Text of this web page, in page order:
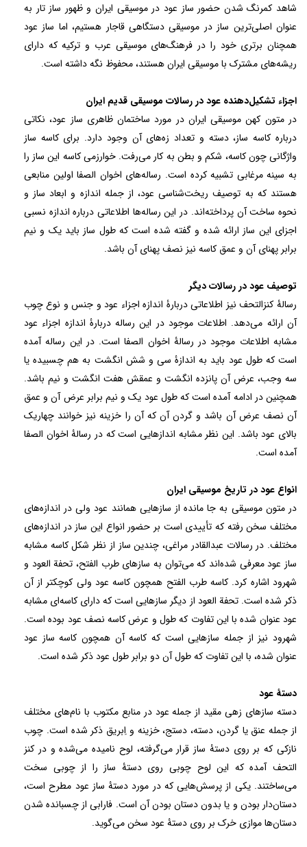
شاهد کمرنگ شدن حضور ساز عود در موسیقی ایران و ظهور ساز تار به
عنوان اصلی‌ترین ساز در موسیقی دستگاهی قاجار هستیم، اما ساز عود
همچنان برتری خود را در فرهنگ‌های موسیقی عرب و ترکیه که دارای
ریشه‌های مشترک با موسیقی ایران هستند، محفوظ نگه داشته است.
اجزاء تشکیل‌دهنده عود در رسالات موسیقی قدیم ایران
در متون کهن موسیقی ایران در مورد ساختمان ظاهری ساز عود، نکاتی
درباره کاسه ساز، دسته و تعداد زه‌های آن وجود دارد. برای کاسه ساز
واژگانی چون کاسه، شکم و بطن به کار می‌رفت. خوارزمی کاسه این ساز را
به سینه مرغابی تشبیه کرده است. رساله‌های اخوان الصفا اولین منابعی
هستند که به توصیف ریخت‌شناسی عود، از جمله اندازه و ابعاد ساز و
نحوه ساخت آن پرداخته‌اند. در این رساله‌ها اطلاعاتی درباره اندازه نسبی
اجزای این ساز ارائه شده و گفته شده است که طول ساز باید یک و نیم
برابر پهنای آن و عمق کاسه نیز نصف پهنای آن باشد.
توصیف عود در رسالات دیگر
رسالۀ کنزالتحف نیز اطلاعاتی دربارۀ اندازه اجزاء عود و جنس و نوع چوب
آن ارائه می‌دهد. اطلاعات موجود در این رساله دربارۀ اندازه اجزاء عود
مشابه اطلاعات موجود در رسالۀ اخوان الصفا است. در این رساله آمده
است که طول عود باید به اندازۀ سی و شش انگشت به هم چسبیده یا
سه وجب، عرض آن پانزده انگشت و عمقش هفت انگشت و نیم باشد.
همچنین در ادامه آمده است که طول عود یک و نیم برابر عرض آن و عمق
آن نصف عرض آن باشد و گردن آن که آن را خزینه نیز خوانند چهاریک
بالای عود باشد. این نظر مشابه اندازهایی است که در رسالۀ اخوان الصفا
آمده است.
انواع عود در تاریخ موسیقی ایران
در متون موسیقی به جا مانده از سازهایی همانند عود ولی در اندازه‌های
مختلف سخن رفته که تأییدی است بر حضور انواع این ساز در اندازه‌های
مختلف. در رسالات عبدالقادر مراغی، چندین ساز از نظر شکل کاسه مشابه
ساز عود معرفی شده‌اند که می‌توان به سازهای طرب الفتح، تحفة العود و
شهرود اشاره کرد. کاسه طرب الفتح همچون کاسه عود ولی کوچکتر از آن
ذکر شده است. تحفة العود از دیگر سازهایی است که دارای کاسه‌ای مشابه
عود عنوان شده با این تفاوت که طول و عرض کاسه نصف عود بوده است.
شهرود نیز از جمله سازهایی است که کاسه آن همچون کاسه ساز عود
عنوان شده، با این تفاوت که طول آن دو برابر طول عود ذکر شده است.
دستۀ عود
دسته سازهای زهی مقید از جمله عود در منابع مکتوب با نام‌های مختلف
از جمله عنق یا گردن، دسته، دستج، خزینه و اِبریق ذکر شده است. چوب
نازکی که بر روی دستۀ ساز قرار می‌گرفته، لوح نامیده می‌شده و در کنز
التحف آمده که این لوح چوبی روی دستۀ ساز را از چوبی سخت
می‌ساختند. یکی از پرسش‌هایی که در مورد دستۀ ساز عود مطرح است،
دستان‌دار بودن و یا بدون دستان بودن آن است. فارابی از چسبانده شدن
دستان‌ها موازی خرک بر روی دستۀ عود سخن می‌گوید.